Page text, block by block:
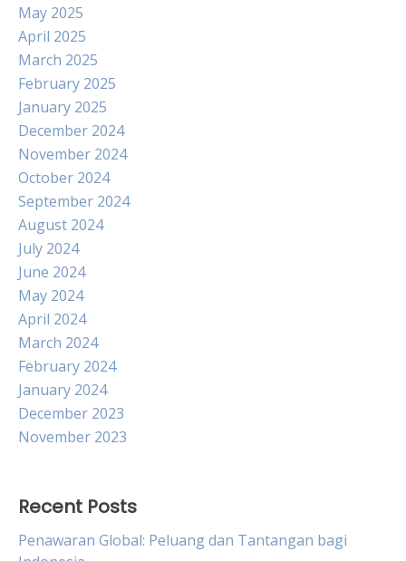
May 2025
April 2025
March 2025
February 2025
January 2025
December 2024
November 2024
October 2024
September 2024
August 2024
July 2024
June 2024
May 2024
April 2024
March 2024
February 2024
January 2024
December 2023
November 2023
Recent Posts
Penawaran Global: Peluang dan Tantangan bagi